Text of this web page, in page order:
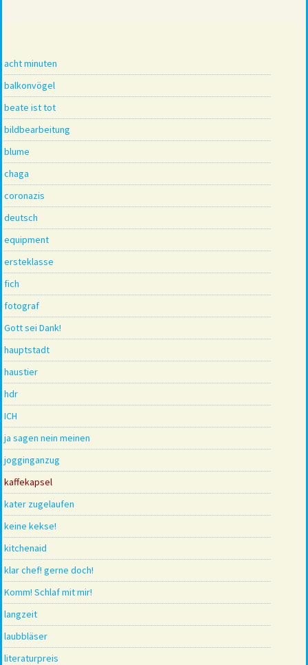
acht minuten
balkonvögel
beate ist tot
bildbearbeitung
blume
chaga
coronazis
deutsch
equipment
ersteklasse
fich
fotograf
Gott sei Dank!
hauptstadt
haustier
hdr
ICH
ja sagen nein meinen
jogginganzug
kaffekapsel
kater zugelaufen
keine kekse!
kitchenaid
klar chef! gerne doch!
Komm! Schlaf mit mir!
langzeit
laubbläser
literaturpreis